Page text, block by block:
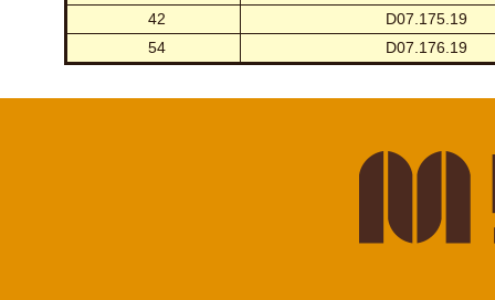
42
D07.175.19
54
D07.176.19